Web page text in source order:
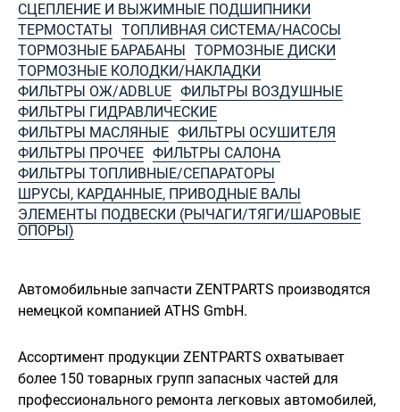
СЦЕПЛЕНИЕ И ВЫЖИМНЫЕ ПОДШИПНИКИ
ТЕРМОСТАТЫ ТОПЛИВНАЯ СИСТЕМА/НАСОСЫ
ТОРМОЗНЫЕ БАРАБАНЫ ТОРМОЗНЫЕ ДИСКИ
ТОРМОЗНЫЕ КОЛОДКИ/НАКЛАДКИ
ФИЛЬТРЫ ОЖ/ADBLUE ФИЛЬТРЫ ВОЗДУШНЫЕ
ФИЛЬТРЫ ГИДРАВЛИЧЕСКИЕ
ФИЛЬТРЫ МАСЛЯНЫЕ ФИЛЬТРЫ ОСУШИТЕЛЯ
ФИЛЬТРЫ ПРОЧЕЕ ФИЛЬТРЫ САЛОНА
ФИЛЬТРЫ ТОПЛИВНЫЕ/СЕПАРАТОРЫ
ШРУСЫ, КАРДАННЫЕ, ПРИВОДНЫЕ ВАЛЫ
ЭЛЕМЕНТЫ ПОДВЕСКИ (РЫЧАГИ/ТЯГИ/ШАРОВЫЕ
ОПОРЫ)
Автомобильные запчасти ZENTPARTS производятся
немецкой компанией ATHS GmbH.
Ассортимент продукции ZENTPARTS охватывает
более 150 товарных групп запасных частей для
профессионального ремонта легковых автомобилей,